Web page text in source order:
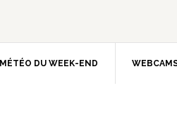
MÉTÉO DU WEEK-END